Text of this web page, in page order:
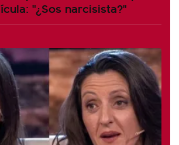
"¿Sos narcisista?"